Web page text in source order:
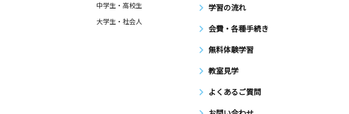
中学生・高校生
大学生・社会人
学習の流れ
会費・各種手続き
無料体験学習
教室見学
よくあるご質問